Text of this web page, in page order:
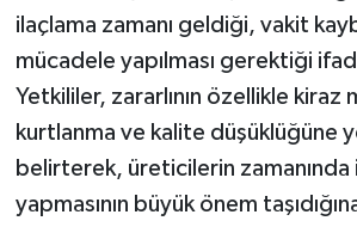
ilaçlama zamanı geldiği, vakit
mücadele yapılması gerektiği
Yetkililer, zararlının özellikle kiraz
kurtlanma ve kalite düşüklüğüne
belirterek, üreticilerin zamanında
yapmasının büyük önem